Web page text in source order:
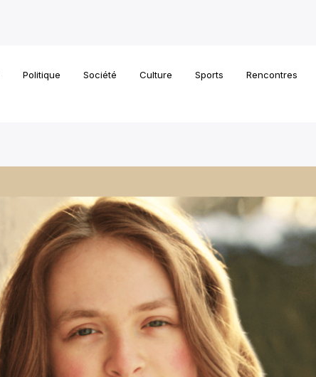
Politique Société Culture Sports Rencontres